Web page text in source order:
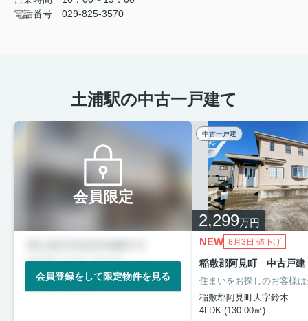
電話番号 029-825-3570
土浦駅の中古一戸建て
会員限定
会員登録をして限定物件を見る
中古一戸建
2,299万円
NEW 8月3日 値下げ
稲敷郡阿見町 中古戸建
稲敷郡阿見町大字鈴木
4LDK (130.00㎡)